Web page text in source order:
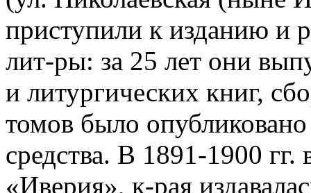
приступили к изданию и
лит-ры: за 25 лет они
и литургических книг,
томов было
средства. В 1891-1900 гг.
«Иверия», к-рая